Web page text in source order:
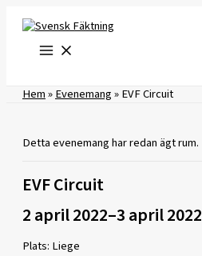
innehåll
Hem»Evenemang»EVF Circuit
Detta evenemang har redan ägt rum.
EVF Circuit
2 april 2022–3 april 2022
Plats: Liege